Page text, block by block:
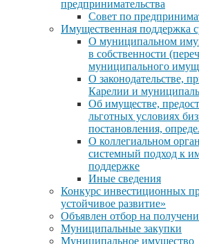
предпринимательства
Совет по
Имущественная поддержка
О муниципальном
в собственности
муниципального
О законодательстве,
Карелии и
Об имуществе,
льготных условиях
постановления,
О коллегиальном
системный подход к
поддержке
Иные сведения
Конкурс инвестиционных
устойчивое развитие»
Объявлен отбор на
Муниципальные закупки
Муниципальное имущество